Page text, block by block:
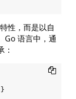
性，而是以自
Go 语言中，通
}